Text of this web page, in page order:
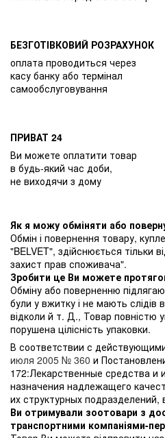
БЕЗГОТІВКОВИЙ РОЗРАХУНОК
оплата проводиться через
касу банку або термінал
самообслуговування
ПРИВАТ 24
Ви можете оплатити товар
в будь-який час доби,
не виходячи з дому
Як я можу обміняти або
Обмін і повернення товару,
"BELVET", здійснюється тільки
захист прав споживача".
Зробити це Ви можете
Обміну або поверненню
були у вжитку і не мають слідів
відколи й т. Д., Товар повністю
порушена цілісність упаковки.
В соответствии с
июля 2005 № 360 и
172:Лекарственные средства и
назначения надлежащего
их структурных
Ви отримували зоотовари з
транспортними компаніями-